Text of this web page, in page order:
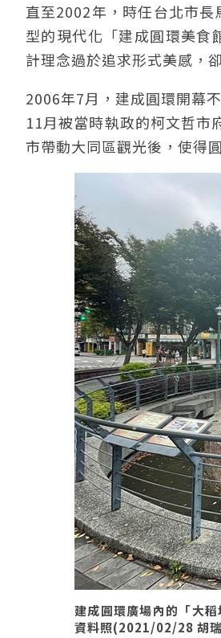
直至2002年，時任台北市
型的現代化「建成圓環美食
計理念過於追求形式美感，
2006年7月，建成圓環開幕
11月被當時執政的柯文哲市
市帶動大同區觀光後，使得
建成圓環廣場內的「大
資料照(2021/02/28 胡